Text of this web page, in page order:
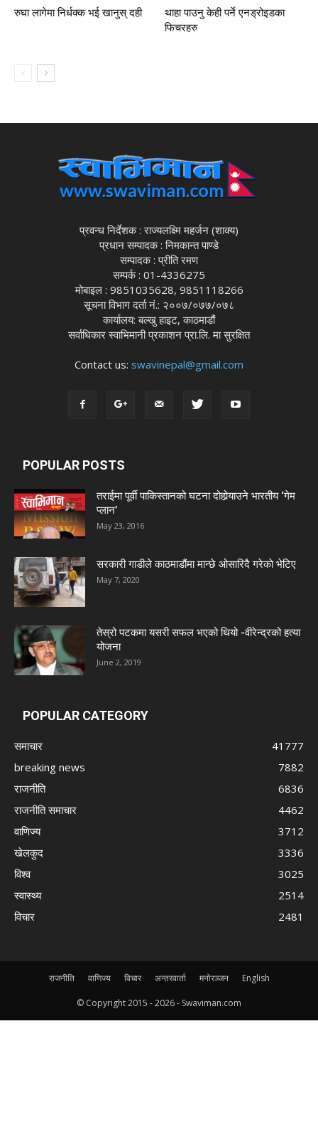
रुघा लागेमा निर्धक्क भई खानुस् दही
थाहा पाउनु केही पर्ने एनड्रोइडका
फिचरहरु
प्रवन्ध निर्देशक : राज्यलक्ष्मि महर्जन (शाक्य)
प्रधान सम्पादक : निमकान्त पाण्डे
सम्पादक : प्रीति रमण
सम्पर्क : 01-4336275
मोबाइल : 9851035628, 9851118266
सूचना विभाग दर्ता नं.: २००७/०७७/०७८
कार्यालय: बल्खु हाइट, काठमाडौं
सर्वाधिकार स्वाभिमानी प्रकाशन प्रा.लि. मा सुरक्षित
Contact us: swavinepal@gmail.com
POPULAR POSTS
तराईमा पूर्वी पाकिस्तानको घटना दोहोर्‍याउने भारतीय ‘गेम
प्लान’
May 23, 2016
सरकारी गाडीले काठमाडौंमा मान्छे ओसारिदै गरेकाे भेटिए
May 7, 2020
तेस्रो पटकमा यसरी सफल भएको थियो -वीरेन्द्रको हत्या
योजना
June 2, 2019
POPULAR CATEGORY
समाचार
41777
breaking news
7882
राजनीति
6836
राजनीति समाचार
4462
वाणिज्य
3712
खेलकुद
3336
विश्व
3025
स्वास्थ्य
2514
विचार
2481
राजनीति वाणिज्य विचार अन्तरवार्ता मनोरञ्जन English
© Copyright 2015 -2026 - Swaviman.com